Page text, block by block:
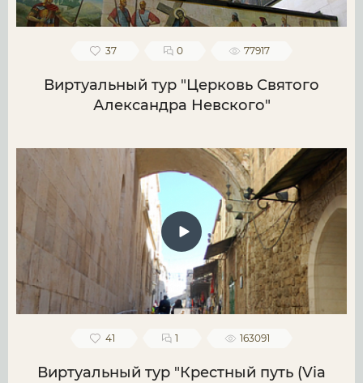
37 0 77917
Виртуальный тур "Церковь Святого
Александра Невского"
41 1 163091
Виртуальный тур "Крестный путь (Via